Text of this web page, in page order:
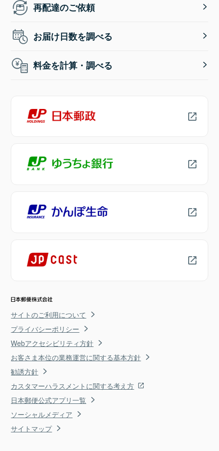
再配達のご依頼
お届け日数を調べる
料金を計算・調べる
サイトのご利用について
プライバシーポリシー
Webアクセシビリティ方針
お客さま本位の業務運営に関する基本方針
勧誘方針
カスタマーハラスメントに関する考え方
日本郵便公式アプリ一覧
ソーシャルメディア
サイトマップ